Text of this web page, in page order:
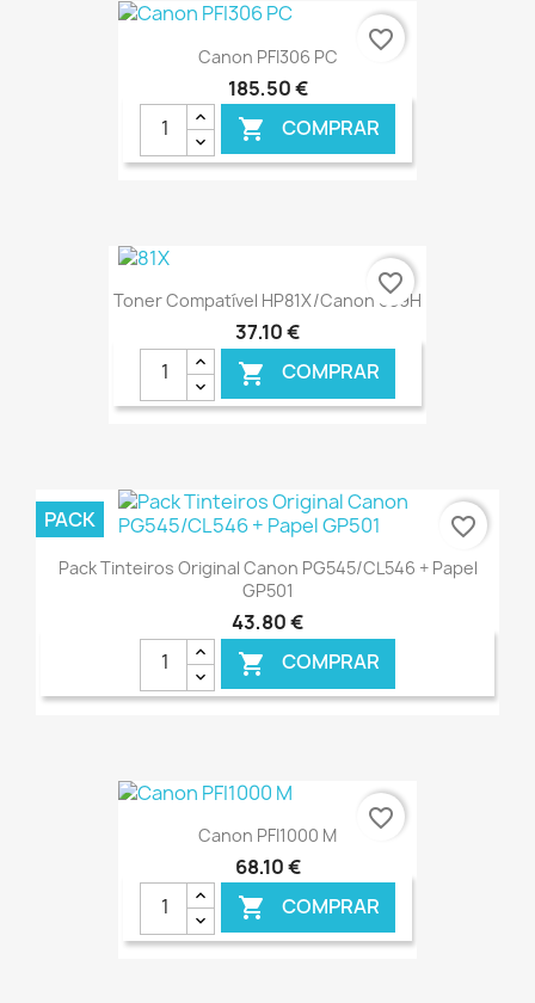
Canon PFI306 PC
185,50 €
 COMPRAR
€ ONLINE
favorite_border
Toner Compatível HP81X/Canon 039H
37,10 €
 COMPRAR
€ ONLINE
favorite_border
Pack Tinteiros Original Canon PG545/CL546 + Papel
GP501
43,80 €
 COMPRAR
PACK favorite_border
Canon PFI1000 M
68,10 €
 COMPRAR
favorite_border